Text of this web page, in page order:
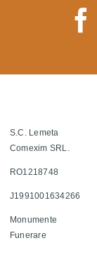
S.C. Lemeta
Comexim SRL.
RO1218748
J1991001634266
Monumente
Funerare